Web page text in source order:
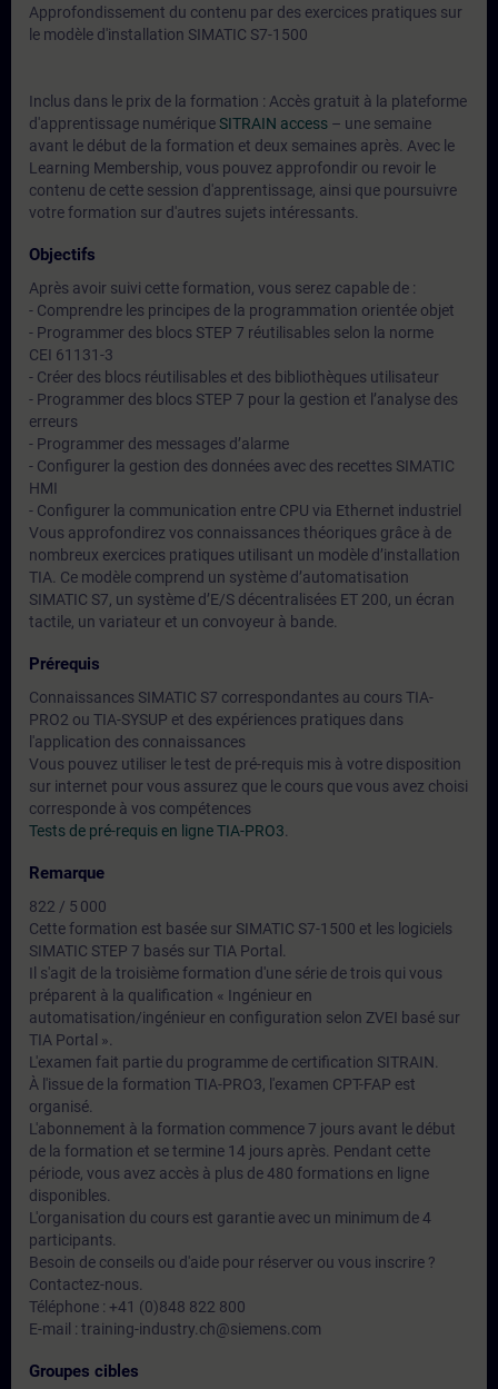
Approfondissement du contenu par des exercices pratiques sur
le modèle d'installation SIMATIC S7-1500
Inclus dans le prix de la formation : Accès gratuit à la plateforme
d'apprentissage numériqueSITRAIN access – une semaine
avant le début de la formation et deux semaines après. Avec le
Learning Membership, vous pouvez approfondir ou revoir le
contenu de cette session d'apprentissage, ainsi que poursuivre
votre formation sur d'autres sujets intéressants.
Objectifs
Après avoir suivi cette formation, vous serez capable de :
- Comprendre les principes de la programmation orientée objet
- Programmer des blocs STEP 7 réutilisables selon la norme
CEI 61131-3
- Créer des blocs réutilisables et des bibliothèques utilisateur
- Programmer des blocs STEP 7 pour la gestion et l’analyse des
erreurs
- Programmer des messages d’alarme
- Configurer la gestion des données avec des recettes SIMATIC
HMI
- Configurer la communication entre CPU via Ethernet industriel
Vous approfondirez vos connaissances théoriques grâce à de
nombreux exercices pratiques utilisant un modèle d’installation
TIA. Ce modèle comprend un système d’automatisation
SIMATIC S7, un système d’E/S décentralisées ET 200, un écran
tactile, un variateur et un convoyeur à bande.
Prérequis
Connaissances SIMATIC S7 correspondantes au cours TIA-
PRO2 ou TIA-SYSUP et des expériences pratiques dans
l'application des connaissances
Vous pouvez utiliser le test de pré-requis mis à votre disposition
sur internet pour vous assurez que le cours que vous avez choisi
corresponde à vos compétences
Tests de pré-requis en ligne TIA-PRO3
Remarque
822 / 5 000
Cette formation est basée sur SIMATIC S7-1500 et les logiciels
SIMATIC STEP 7 basés sur TIA Portal.
Il s'agit de la troisième formation d'une série de trois qui vous
préparent à la qualification « Ingénieur en
automatisation/ingénieur en configuration selon ZVEI basé sur
TIA Portal ».
L'examen fait partie du programme de certification SITRAIN.
À l'issue de la formation TIA-PRO3, l'examen CPT-FAP est
organisé.
L'abonnement à la formation commence 7 jours avant le début
de la formation et se termine 14 jours après. Pendant cette
période, vous avez accès à plus de 480 formations en ligne
disponibles.
L'organisation du cours est garantie avec un minimum de 4
participants.
Besoin de conseils ou d'aide pour réserver ou vous inscrire ?
Contactez-nous.
Téléphone : +41 (0)848 822 800
E-mail : training-industry.ch@siemens.com
Groupes cibles